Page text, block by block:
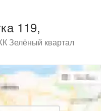
119,
Зелёный квартал